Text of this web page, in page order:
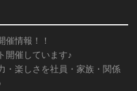
催情報！！
開催しています♪
・楽しさを社員・家族・関係